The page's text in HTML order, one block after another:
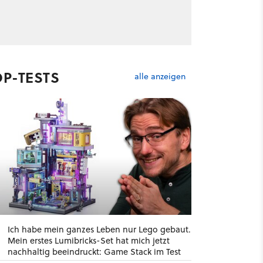
TESTS alle anzeigen
Ich habe mein ganzes Leben nur Lego gebaut.
Mein erstes Lumibricks-Set hat mich jetzt
nachhaltig beeindruckt: Game Stack im Test